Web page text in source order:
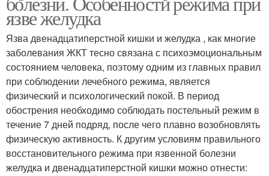
язве желудка
Язва двенадцатиперстной кишки и желудка , как многие
заболевания ЖКТ тесно связана с психоэмоциональным
состоянием человека, поэтому одним из главных правил
при соблюдении лечебного режима, является
физический и психологический покой. В период
обострения необходимо соблюдать постельный режим в
течение 7 дней подряд, после чего плавно возобновлять
физическую активность. К другим условиям правильного
восстановительного режима при язвенной болезни
желудка и двенадцатиперстной кишки можно отнести: